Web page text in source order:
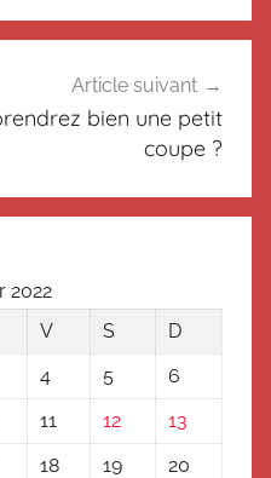
Article suivant
bien une petit
coupe ?
2022
V S
D
4 5
6
11 12
13
18 19
20